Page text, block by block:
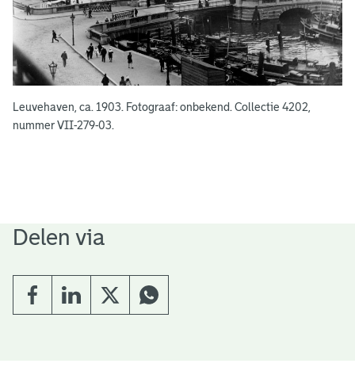
Leuvehaven, ca. 1903. Fotograaf: onbekend. Collectie 4202,
nummer VII-279-03.
Delen via